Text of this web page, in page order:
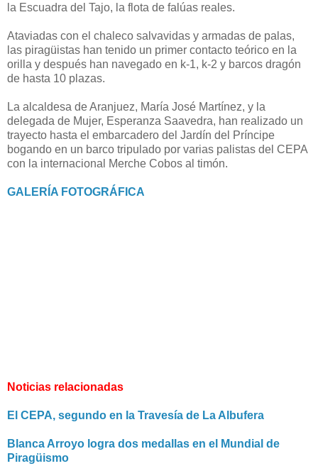
la Escuadra del Tajo, la flota de falúas reales.
Ataviadas con el chaleco salvavidas y armadas de palas,
las piragüistas han tenido un primer contacto teórico en la
orilla y después han navegado en k-1, k-2 y barcos dragón
de hasta 10 plazas.
La alcaldesa de Aranjuez, María José Martínez, y la
delegada de Mujer, Esperanza Saavedra, han realizado un
trayecto hasta el embarcadero del Jardín del Príncipe
bogando en un barco tripulado por varias palistas del CEPA
con la internacional Merche Cobos al timón.
GALERÍA FOTOGRÁFICA
Noticias relacionadas
El CEPA, segundo en la Travesía de La Albufera
Blanca Arroyo logra dos medallas en el Mundial de
Piragüismo